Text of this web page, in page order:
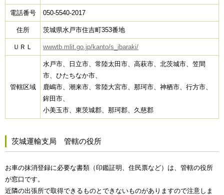
電話番号 050-5540-2017
住所 茨城県水戸市住吉町353番地
ＵＲＬ wwwtb.mlit.go.jp/kanto/s_ibaraki/
管轄区域
水戸市、日立市、常陸太田市、高萩市、北茨城市、笠間
市、ひたちなか市、
鹿嶋市、潮来市、常陸大宮市、那珂市、神栖市、行方市、
鉾田市、
小美玉市、東茨城郡、那珂郡、久慈郡
茨城運輸支局 管轄の役所
お車の抹消登録に必要な書類（印鑑証明、住民票など）は、管轄の役所
が窓口です。
近隣の出張所で取得できるものとできないものがありますので注意しま